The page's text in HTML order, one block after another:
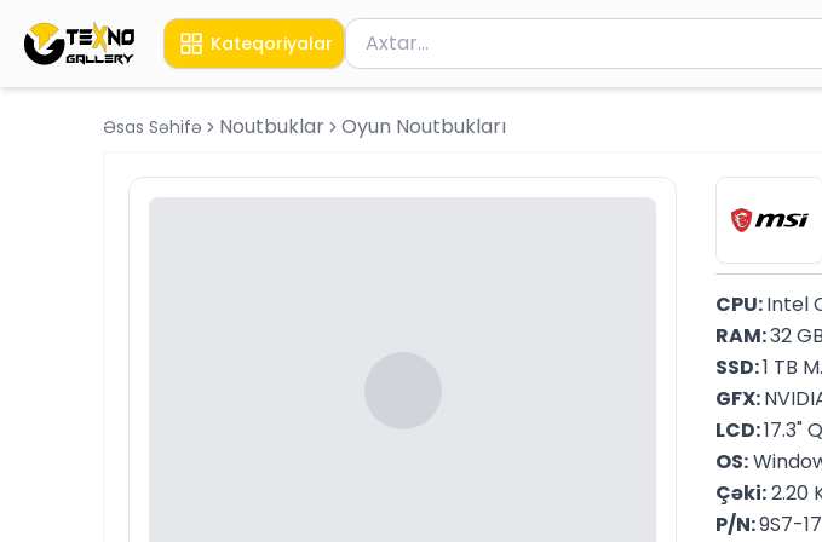
Kateqoriyalar Məhsul axtar
Axtarış üçün ən azı 2 simvol yazın. Göndərmək
Əsas Səhifə Noutbuklar Oyun Noutbukları
CPU: Intel
RAM: 32
SSD: 1 TB
GFX:
LCD: 17.3"
OS:
Çəki: 2.20
P/N: 9S7-